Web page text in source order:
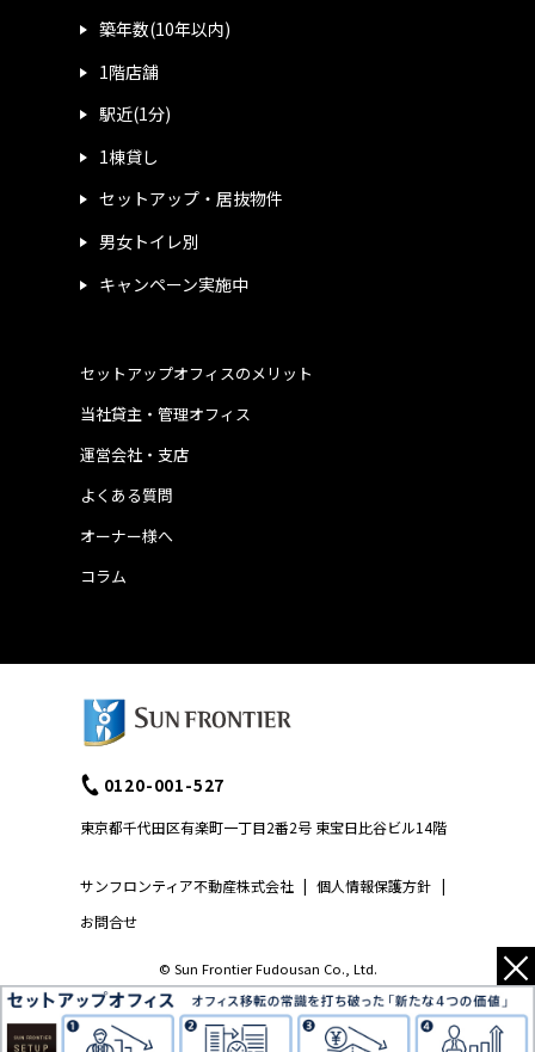
築年数(10年以内)
1階店舗
駅近(1分)
1棟貸し
セットアップ・居抜物件
男女トイレ別
キャンペーン実施中
運営会社・支店
よくある質問
当社貸主・管理オフィス
オーナー様へ
コラム
セットアップオフィスのメリット
サンフロンティア不動産株式会社 | 個人情報保護方針 |
お問合せ
0120-001-527
東京都千代田区有楽町一丁目2番2号 東宝日比谷ビル14階
© Sun Frontier Fudousan Co., Ltd. ×